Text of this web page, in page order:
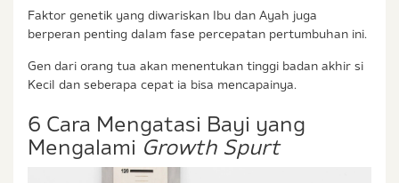
Faktor genetik yang diwariskan Ibu dan Ayah juga
berperan penting dalam fase percepatan pertumbuhan ini.
Gen dari orang tua akan menentukan tinggi badan akhir si
Kecil dan seberapa cepat ia bisa mencapainya.
6 Cara Mengatasi Bayi yang
Mengalami Growth Spurt